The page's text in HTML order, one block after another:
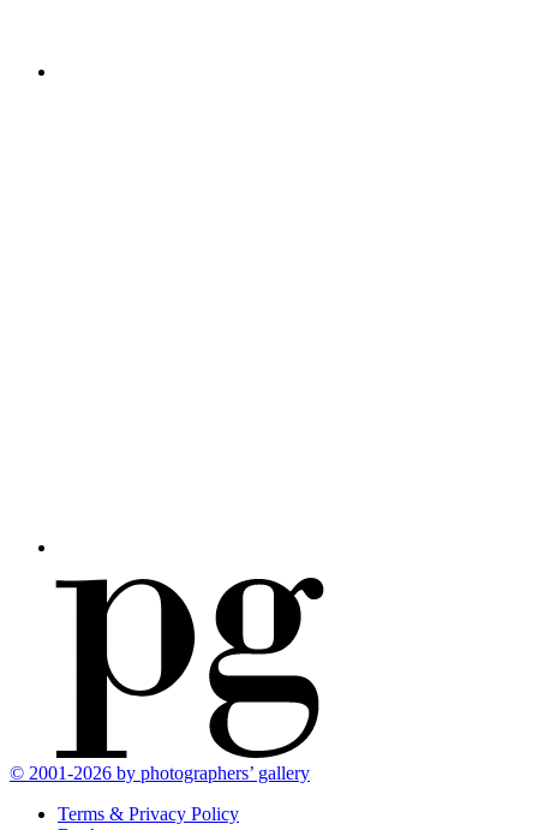
© 2001-2026 by photographers’ gallery
Terms & Privacy Policy